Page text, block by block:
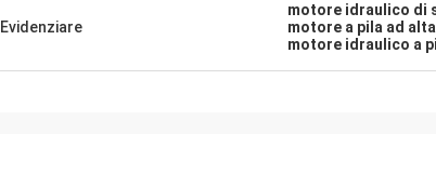
Evidenziare
motore idraulico di
motore a pila ad
motore idraulico a